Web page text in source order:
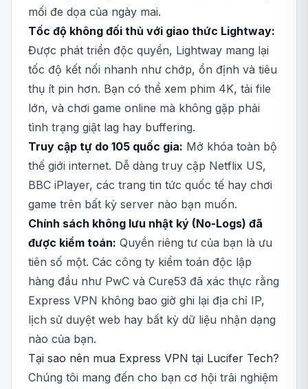
mối đe dọa của ngày mai.
Tốc độ không đối thủ với giao thức Lightway:
Được phát triển độc quyền, Lightway mang lại
tốc độ kết nối nhanh như chớp, ổn định và tiêu
thụ ít pin hơn. Bạn có thể xem phim 4K, tải file
lớn, và chơi game online mà không gặp phải
tình trạng giật lag hay buffering.
Truy cập tự do 105 quốc gia: Mở khóa toàn bộ
thế giới internet. Dễ dàng truy cập Netflix US,
BBC iPlayer, các trang tin tức quốc tế hay chơi
game trên bất kỳ server nào bạn muốn.
Chính sách không lưu nhật ký (No-Logs) đã
được kiểm toán: Quyền riêng tư của bạn là ưu
tiên số một. Các công ty kiểm toán độc lập
hàng đầu như PwC và Cure53 đã xác thực rằng
Express VPN không bao giờ ghi lại địa chỉ IP,
lịch sử duyệt web hay bất kỳ dữ liệu nhận dạng
nào của bạn.
Tại sao nên mua Express VPN tại Lucifer Tech?
Chúng tôi mang đến cho bạn cơ hội trải nghiệm